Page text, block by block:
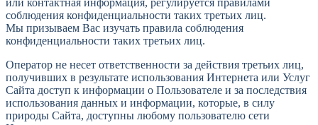
соблюдения конфиденциальности таких третьих лиц.
Мы призываем Вас изучать правила соблюдения
конфиденциальности таких третьих лиц.
Оператор не несет ответственности за действия третьих лиц,
получивших в результате использования Интернета или Услуг
Сайта доступ к информации о Пользователе и за последствия
использования данных и информации, которые, в силу
природы Сайта, доступны любому пользователю сети